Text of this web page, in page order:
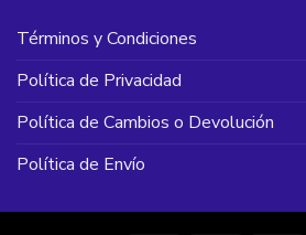
Términos y Condiciones
Política de Privacidad
Política de Cambios o Devolución
Política de Envío